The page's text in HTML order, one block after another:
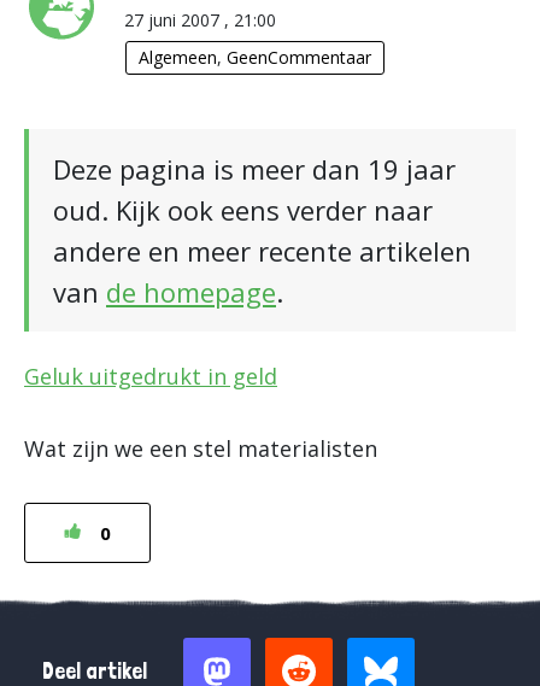
27 juni 2007 , 21:00
Algemeen,GeenCommentaar
Deze pagina is meer dan 19 jaar
oud. Kijk ook eens verder naar
andere en meer recente artikelen
van de homepage.
Geluk uitgedrukt in geld
Wat zijn we een stel materialisten
0
Deel artikel